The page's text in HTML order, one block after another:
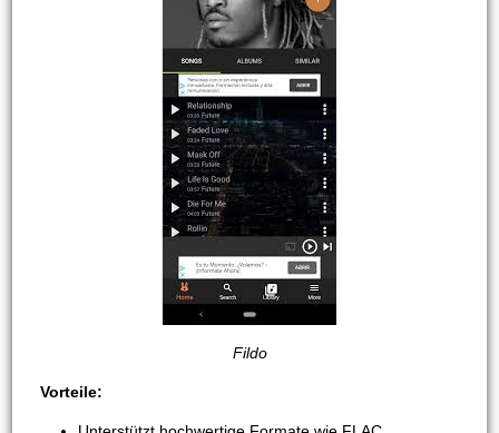
Fildo
Vorteile: